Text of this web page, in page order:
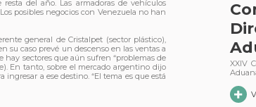
del año. Las armadoras de vehículos
posibles negocios con Venezuela no han
general de Cristalpet (sector plástico),
su caso prevé un descenso en las ventas a
hay sectores que aún sufren “problemas de
En tanto, sobre el mercado argentino dijo
a ese destino. “El tema es que está
XXIV